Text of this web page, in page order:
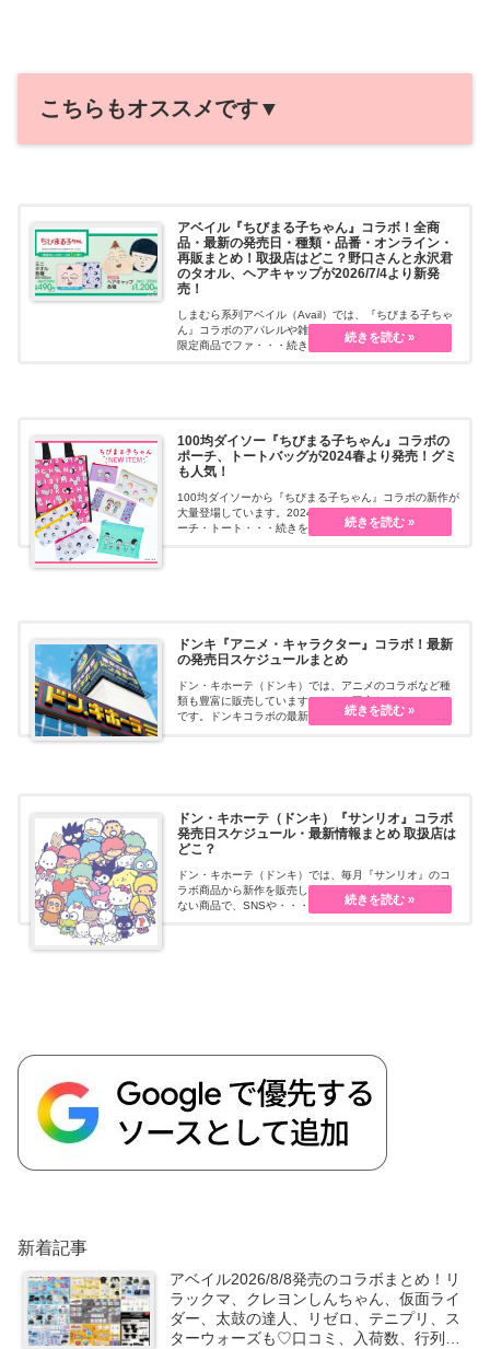
こちらもオススメです▼
アベイル『ちびまる子ちゃん』コラボ！全商
品・最新の発売日・種類・品番・オンライン・
再販まとめ！取扱店はどこ？野口さんと永沢君
のタオル、ヘアキャップが2026/7/4より新発
売！
しまむら系列アベイル（Avail）では、『ちびまる子ちゃ
ん』コラボのアパレルや雑貨グッズを販売しています。
限定商品でファ・・・続きを読む
100均ダイソー『ちびまる子ちゃん』コラボの
ポーチ、トートバッグが2024春より発売！グミ
も人気！
100均ダイソーから『ちびまる子ちゃん』コラボの新作が
大量登場しています。2024年2月末頃からの販売で、ポ
ーチ・トート・・・続きを読む
ドンキ『アニメ・キャラクター』コラボ！最新
の発売日スケジュールまとめ
ドン・キホーテ（ドンキ）では、アニメのコラボなど種
類も豊富に販売しています。ドンキ限定などもオススメ
です。ドンキコラボの最新情報・予定・発売日スケジュ
ドン・キホーテ（ドンキ）『サンリオ』コラボ
発売日スケジュール・最新情報まとめ 取扱店は
どこ？
ドン・キホーテ（ドンキ）では、毎月『サンリオ』のコ
ラボ商品から新作を販売しています。広告などに掲載の
ない商品で、SNSや・・・続きを読む
新着記事
アベイル2026/8/8発売のコラボまとめ！リ
ラックマ、クレヨンしんちゃん、仮面ライ
ダー、太鼓の達人、リゼロ、テニプリ、ス
ターウォーズも♡口コミ、入荷数、行列、